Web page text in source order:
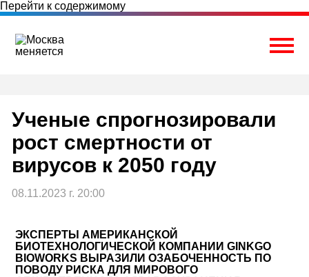
Перейти к содержимому
Ученые спрогнозировали
рост смертности от
вирусов к 2050 году
08.11.2023 г. 20:00
ЭКСПЕРТЫ АМЕРИКАНСКОЙ
БИОТЕХНОЛОГИЧЕСКОЙ КОМПАНИИ GINKGO
BIOWORKS ВЫРАЗИЛИ ОЗАБОЧЕННОСТЬ ПО
ПОВОДУ РИСКА ДЛЯ МИРОВОГО